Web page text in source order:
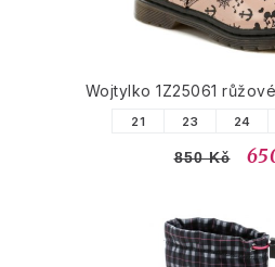
Wojtylko 1Z25061
21 23 24
850 Kč